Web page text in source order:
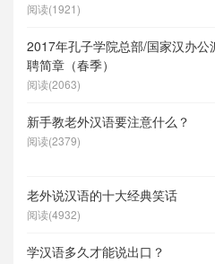
阅读(1921)
2017年孔子学院总部/国家汉办公
聘简章（春季）
阅读(2063)
新手教老外汉语要注意什么？
阅读(2379)
老外说汉语的十大经典笑话
阅读(4932)
学汉语多久才能说出口？